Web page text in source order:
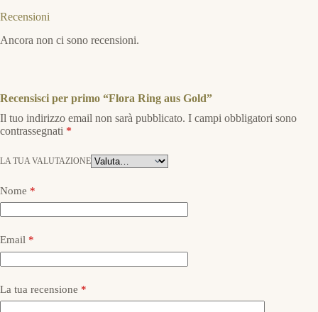
Recensioni
Ancora non ci sono recensioni.
Recensisci per primo “Flora Ring aus Gold”
Il tuo indirizzo email non sarà pubblicato. I campi obbligatori sono
contrassegnati *
LA TUA VALUTAZIONE
Nome *
Email *
La tua recensione *